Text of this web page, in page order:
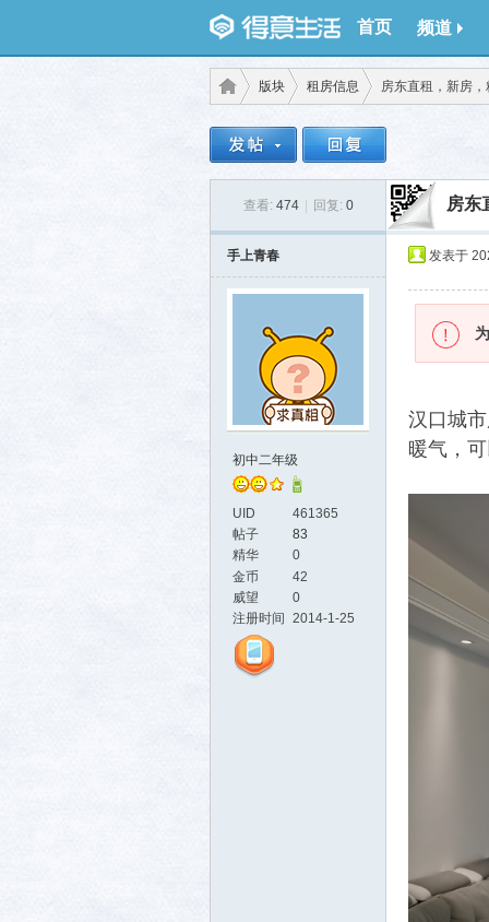
首页 频道
得意 ›
版块
›
租房信息
›
房东直租，新房
查看: 474 回复: 0 房东
手上青春
初中二年级
UID
461365
帖子
83
精华
0
金币
42
威望
0
注册时间
2014-1-25
发表于
汉口城
暖气，